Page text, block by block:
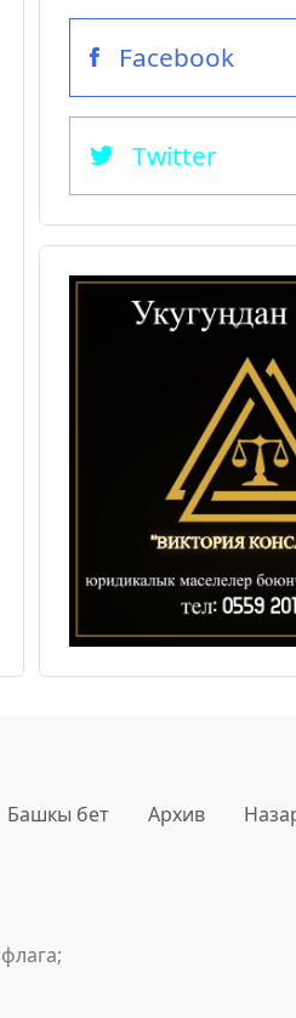
Facebook
Twitter
Башкы бет Архив